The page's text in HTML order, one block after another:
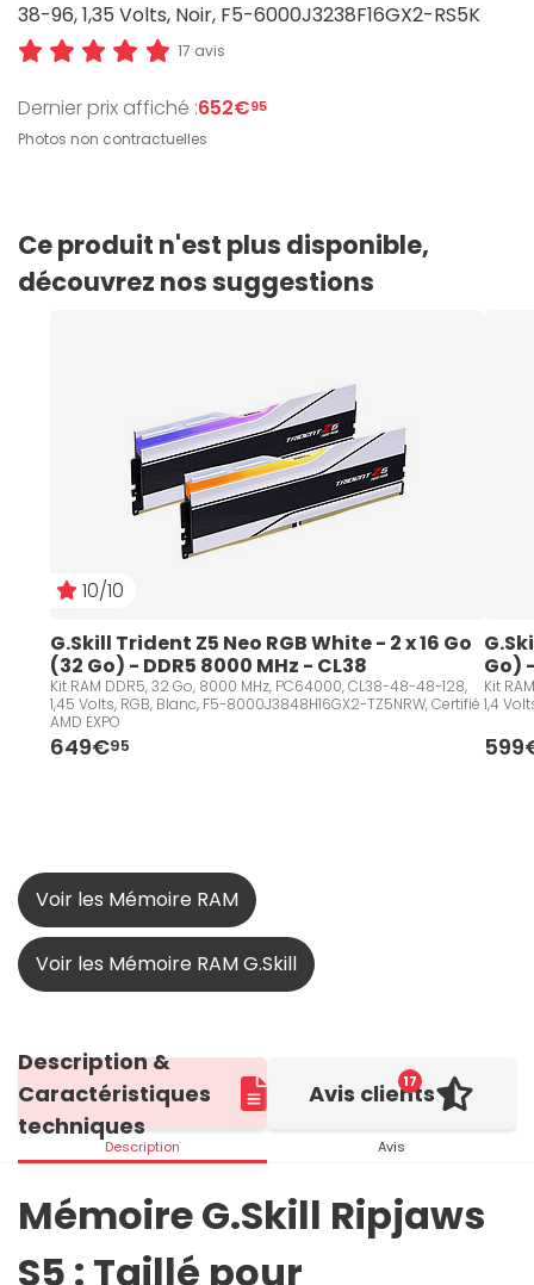
38-96, 1,35 Volts, Noir, F5-6000J3238F16GX2-RS5K
17 avis
Dernier prix affiché :652€95
Photos non contractuelles
Ce produit n'est plus disponible,
découvrez nos suggestions
10/10
G.Skill Trident Z5 Neo RGB White - 2 x 16 Go
(32 Go) - DDR5 8000 MHz - CL38
Kit RAM DDR5, 32 Go, 8000 MHz, PC64000, CL38-48-48-128,
1,45 Volts, RGB, Blanc, F5-8000J3848H16GX2-TZ5NRW, Certifié
AMD EXPO
649€95
Go)
Kit
1,4
Voir les Mémoire RAM
Voir les Mémoire RAM G.Skill
Description &
Caractéristiques
techniques
Description
17
Avis clients
Avis
Mémoire G.Skill Ripjaws
S5 : Taillé pour